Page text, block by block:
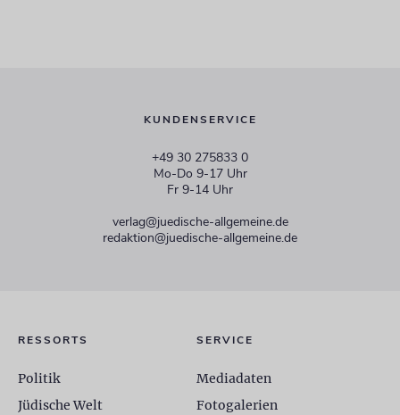
KUNDENSERVICE
+49 30 275833 0
Mo-Do 9-17 Uhr
Fr 9-14 Uhr
verlag@juedische-allgemeine.de
redaktion@juedische-allgemeine.de
RESSORTS
Politik
Jüdische Welt
SERVICE
Mediadaten
Fotogalerien